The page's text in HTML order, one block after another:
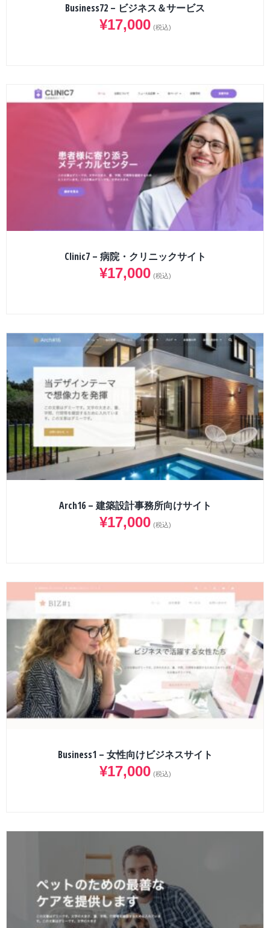
Business72 – ビジネス＆サービス
¥17,000 (税込)
Clinic7 – 病院・クリニックサイト
¥17,000 (税込)
Arch16 – 建築設計事務所向けサイト
¥17,000 (税込)
Business1 – 女性向けビジネスサイト
¥17,000 (税込)